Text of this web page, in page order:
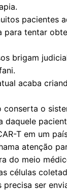
pacientes
para tentar
brigam
acaba
conserta o
T em um
atenção
do meio
células
precisa ser